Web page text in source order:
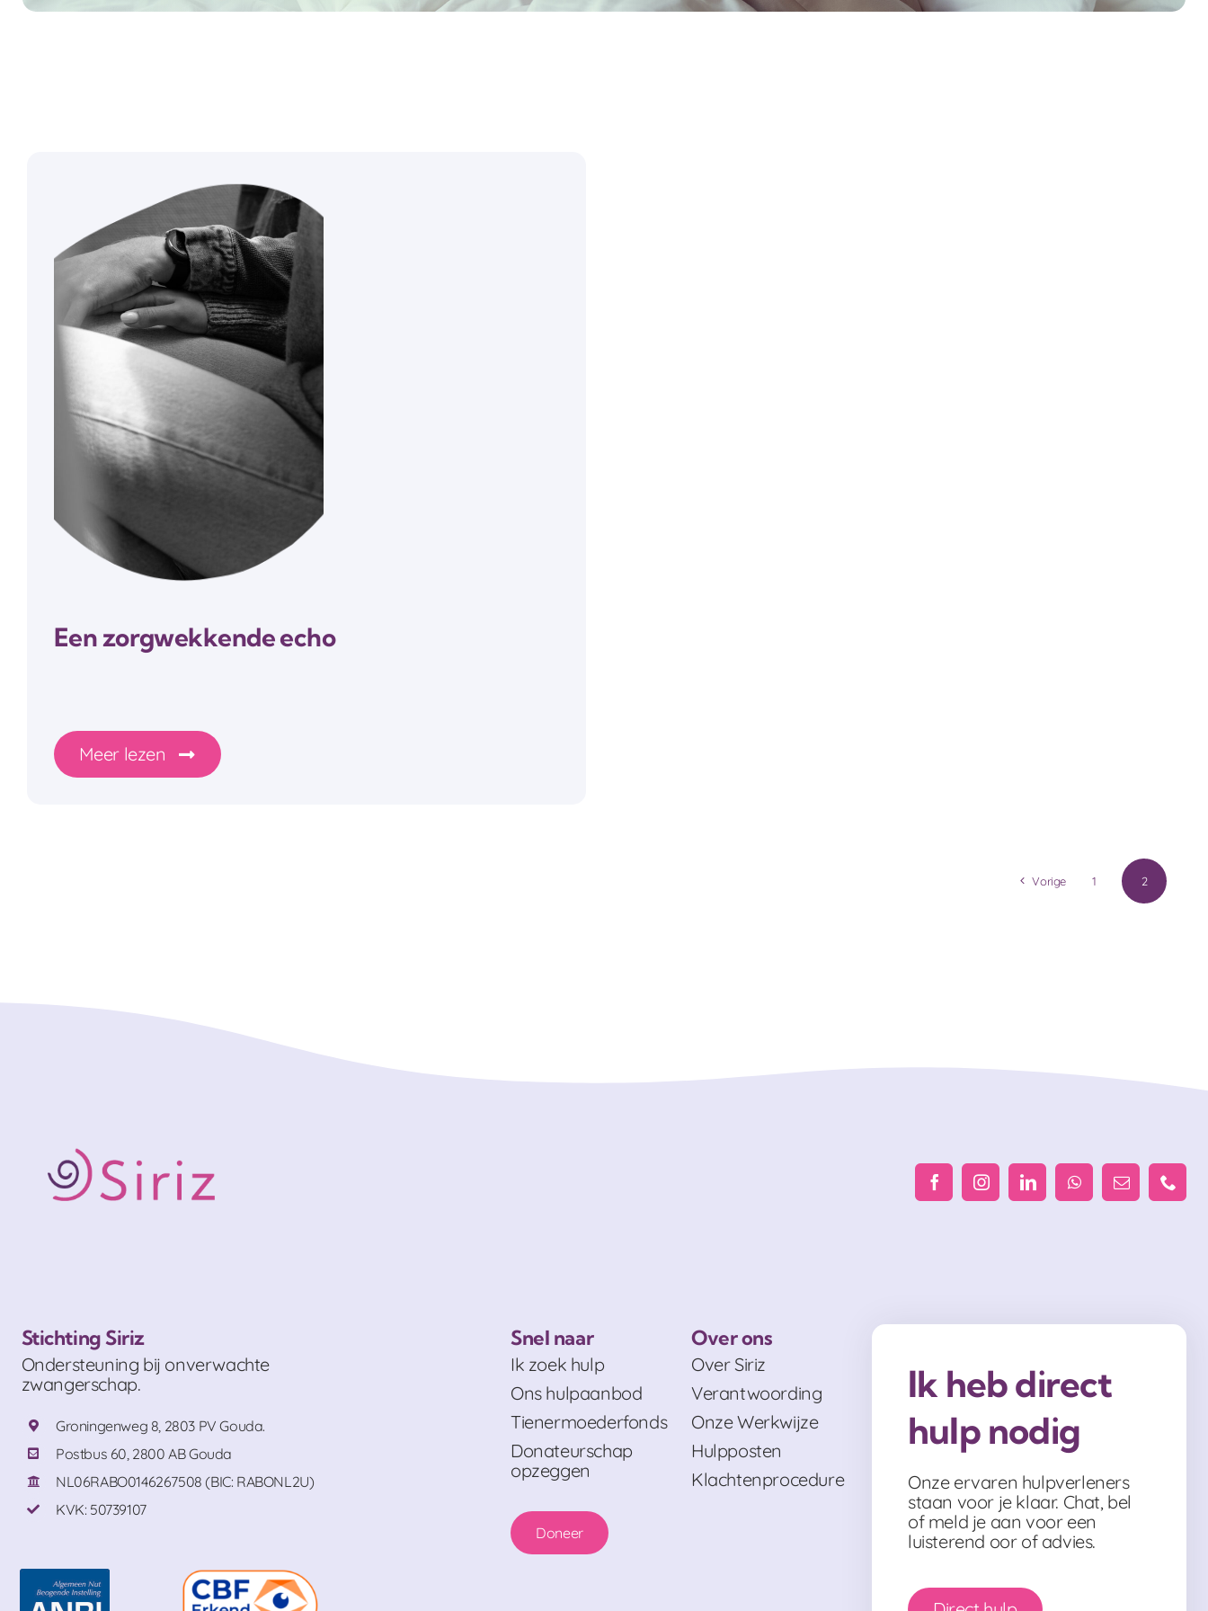
Een zorgwekkende echo
Meer lezen
Vorige 1 2
Stichting Siriz
Ondersteuning bij onverwachte
zwangerschap.
Groningenweg 8, 2803 PV Gouda.
Postbus 60, 2800 AB Gouda
NL06RABO0146267508 (BIC: RABONL2U)
KVK: 50739107
Snel naar
Ik zoek hulp
Ons hulpaanbod
Tienermoederfonds
Donateurschap
opzeggen
Doneer
Over ons
Over Siriz
Verantwoording
Onze Werkwijze
Hulpposten
Klachtenprocedure
Ik heb direct
hulp nodig
Onze ervaren hulpverleners
staan voor je klaar. Chat, bel
of meld je aan voor een
luisterend oor of advies.